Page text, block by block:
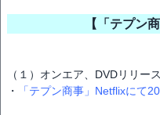
【「テプン
（１）オンエア、DVDリリー
・
「テプン商事」Netflixにて